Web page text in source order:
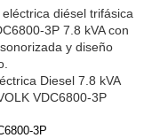
Diesel 7.8 kVA
VDC6800-3P
3P